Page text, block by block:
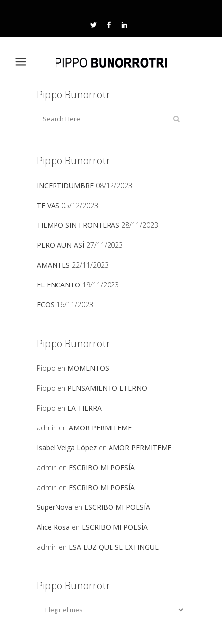
Pippo Bunorrotri
Pippo Bunorrotri
INCERTIDUMBRE 08/12/2023
TE VAS 05/12/2023
TIEMPO SIN FRONTERAS 28/11/2023
PERO AUN ASÍ 27/11/2023
AMANTES 22/11/2023
EL ENCANTO 19/11/2023
ECOS 16/11/2023
Pippo Bunorrotri
Pippo en MOMENTOS
Pippo en PENSAMIENTO ETERNO
Pippo en LA TIERRA
admin en AMOR PERMITEME
Isabel Veiga López en AMOR PERMITEME
admin en ESCRIBO MI POESÍA
admin en ESCRIBO MI POESÍA
SuperNova en ESCRIBO MI POESÍA
Alice Rosa en ESCRIBO MI POESÍA
admin en ESA LUZ QUE SE EXTINGUE
Pippo Bunorrotri